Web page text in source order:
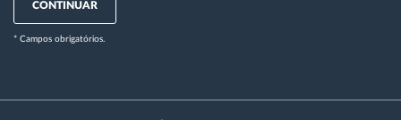
CONTINUAR
* Campos obrigatórios.